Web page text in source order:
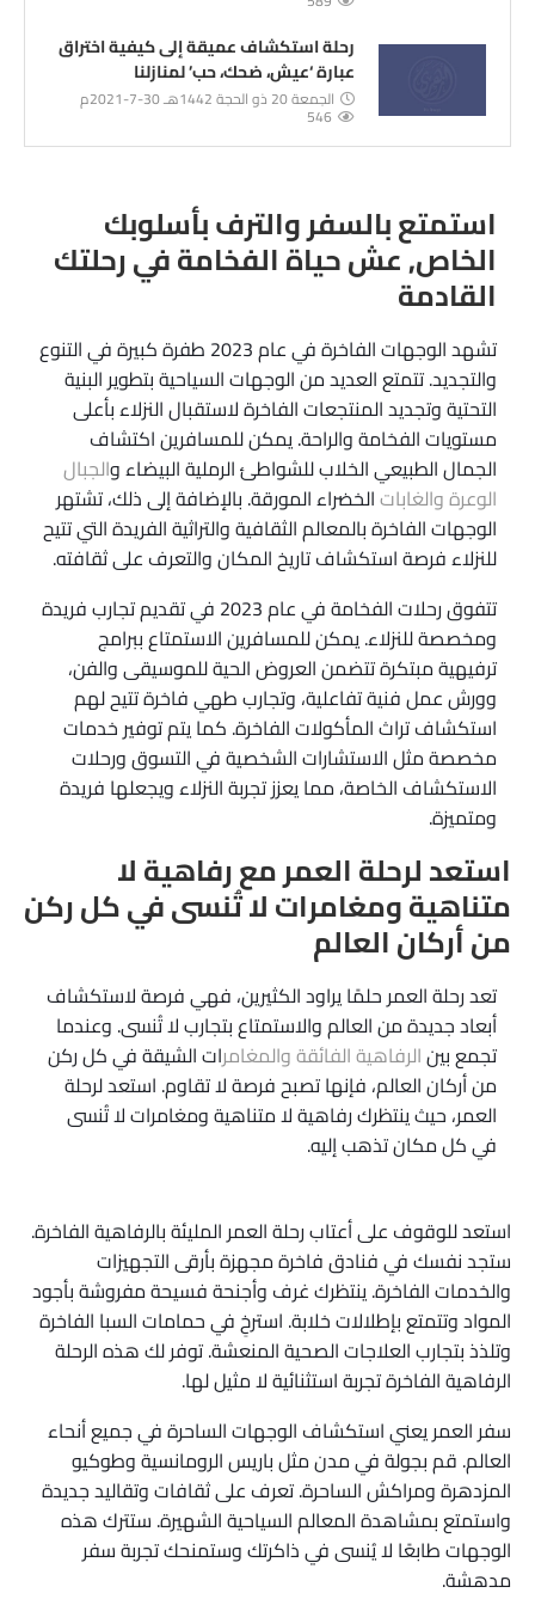
رحلة استكشاف عميقة إلى كيفية اختراق
عبارة ‘عيش، ضحك، حب’ لمنازلنا
الجمعة 20 ذو الحجة 1442هـ 30-7-2021م
546
استمتع بالسفر والترف بأسلوبك
الخاص, عش حياة الفخامة في رحلتك
القادمة
تشهد الوجهات الفاخرة في عام 2023 طفرة كبيرة في التنوع
والتجديد. تتمتع العديد من الوجهات السياحية بتطوير البنية
التحتية وتجديد المنتجعات الفاخرة لاستقبال النزلاء بأعلى
مستويات الفخامة والراحة. يمكن للمسافرين اكتشاف
الجمال الطبيعي الخلاب للشواطئ الرملية البيضاء والجبال
الوعرة والغاباتالخضراء المورقة. بالإضافة إلى ذلك، تشتهر
الوجهات الفاخرة بالمعالم الثقافية والتراثية الفريدة التي تتيح
للنزلاء فرصة استكشاف تاريخ المكان والتعرف على ثقافته.
تتفوق رحلات الفخامة في عام 2023 في تقديم تجارب فريدة
ومخصصة للنزلاء. يمكن للمسافرين الاستمتاع ببرامج
ترفيهية مبتكرة تتضمن العروض الحية للموسيقى والفن،
وورش عمل فنية تفاعلية، وتجارب طهي فاخرة تتيح لهم
استكشاف تراث المأكولات الفاخرة. كما يتم توفير خدمات
مخصصة مثل الاستشارات الشخصية في التسوق ورحلات
الاستكشاف الخاصة، مما يعزز تجربة النزلاء ويجعلها فريدة
ومتميزة.
استعد لرحلة العمر مع رفاهية لا
متناهية ومغامرات لا تُنسى في كل ركن
من أركان العالم
تعد رحلة العمر حلمًا يراود الكثيرين، فهي فرصة لاستكشاف
أبعاد جديدة من العالم والاستمتاع بتجارب لا تُنسى. وعندما
تجمع بينالرفاهية الفائقة والمغامرات الشيقة في كل ركن
من أركان العالم، فإنها تصبح فرصة لا تقاوم. استعد لرحلة
العمر، حيث ينتظرك رفاهية لا متناهية ومغامرات لا تُنسى
في كل مكان تذهب إليه.
استعد للوقوف على أعتاب رحلة العمر المليئة بالرفاهية الفاخرة.
ستجد نفسك في فنادق فاخرة مجهزة بأرقى التجهيزات
والخدمات الفاخرة. ينتظرك غرف وأجنحة فسيحة مفروشة بأجود
المواد وتتمتع بإطلالات خلابة. استرخِ في حمامات السبا الفاخرة
وتلذذ بتجارب العلاجات الصحية المنعشة. توفر لك هذه الرحلة
الرفاهية الفاخرة تجربة استثنائية لا مثيل لها.
سفر العمر يعني استكشاف الوجهات الساحرة في جميع أنحاء
العالم. قم بجولة في مدن مثل باريس الرومانسية وطوكيو
المزدهرة ومراكش الساحرة. تعرف على ثقافات وتقاليد جديدة
واستمتع بمشاهدة المعالم السياحية الشهيرة. ستترك هذه
الوجهات طابعًا لا يُنسى في ذاكرتك وستمنحك تجربة سفر
مدهشة.